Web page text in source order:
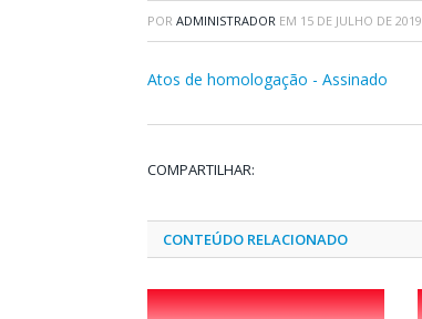
POR ADMINISTRADOR EM 15 DE JULHO DE 2019
Atos de homologação - Assinado
COMPARTILHAR:
CONTEÚDO RELACIONADO